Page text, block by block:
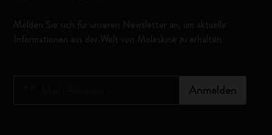
Melden Sie sich für unseren Newsletter an, um aktuelle
Informationen aus der Welt von Moleskine zu erhalten
Anmelden